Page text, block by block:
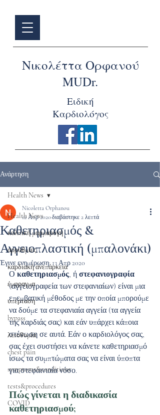
Νικολέττα Ορφανού
MUDr.
Ειδική
Καρδιολόγος
Ανάρτηση
Health News
κολπική μαρμαρυγή
αρρυθμίες
καρδιακή ανεπάρκεια
έμφραγμα
υπέρταση
bypass
λιποθυμία
chest pain
symptoms&conditions
tests&procedures
COVID
Health News
Καθετηριασμός &
Αγγειοπλαστική (μπαλονάκι)
Nicoletta Orphanou
12 Απρ 2020διαβάστηκε 2 λεπτά
Έγινε ενημέρωση:13 Απρ 2020
Ο καθετηριασμός, ή στεφανιογραφία
(αγγειογραφεία των στεφανιαίων) είναι μια
επεμβατική μέθοδος με την οποία μπορούμε
να δούμε τα στεφανιαία αγγεία (τα αγγεία
της καρδιάς σας) και εάν υπάρχει κάποια
στένωση σε αυτά. Εάν ο καρδιολόγος σας,
σας έχει συστήσει να κάνετε καθετηριασμό
ίσως τα συμπτώματα σας να είναι ύποπτα
για στεφαινιαία νόσο.
Πώς γίνεται η διαδικασία
καθετηριασμού;